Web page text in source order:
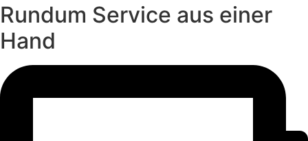
Rundum Service aus einer
Hand